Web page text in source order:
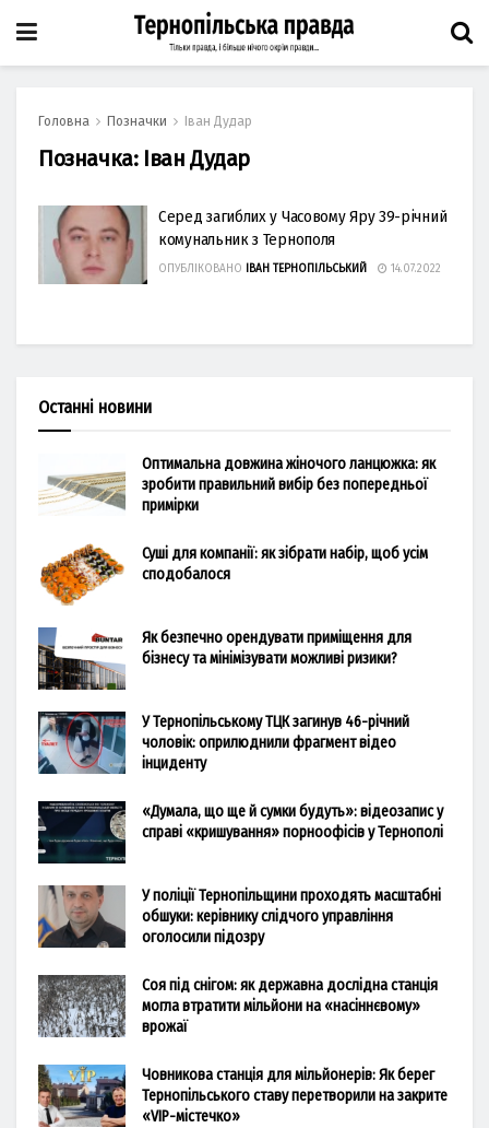
Головна Позначки Іван Дудар
Позначка: Іван Дудар
Серед загиблих у Часовому Яру 39-річний
комунальник з Тернополя
ОПУБЛІКОВАНО ІВАН ТЕРНОПІЛЬСЬКИЙ 14.07.2022
Останні новини
Оптимальна довжина жіночого ланцюжка: як
зробити правильний вибір без попередньої
примірки
Суші для компанії: як зібрати набір, щоб усім
сподобалося
Як безпечно орендувати приміщення для
бізнесу та мінімізувати можливі ризики?
У Тернопільському ТЦК загинув 46-річний
чоловік: оприлюднили фрагмент відео
інциденту
«Думала, що ще й сумки будуть»: відеозапис у
справі «кришування» порноофісів у Тернополі
У поліції Тернопільщини проходять масштабні
обшуки: керівнику слідчого управління
оголосили підозру
Соя під снігом: як державна дослідна станція
могла втратити мільйони на «насіннєвому»
врожаї
Човникова станція для мільйонерів: Як берег
Тернопільського ставу перетворили на закрите
«VIP-містечко»